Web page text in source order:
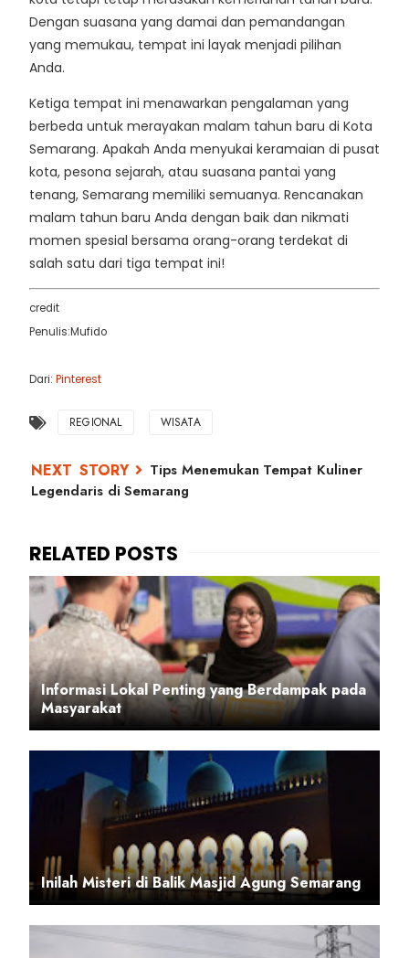
Dengan suasana yang damai dan pemandangan
yang memukau, tempat ini layak menjadi pilihan
Anda.
Ketiga tempat ini menawarkan pengalaman yang
berbeda untuk merayakan malam tahun baru di Kota
Semarang. Apakah Anda menyukai keramaian di pusat
kota, pesona sejarah, atau suasana pantai yang
tenang, Semarang memiliki semuanya. Rencanakan
malam tahun baru Anda dengan baik dan nikmati
momen spesial bersama orang-orang terdekat di
salah satu dari tiga tempat ini!
credit
Penulis:Mufido
Dari: Pinterest
REGIONAL WISATA
Tips Menemukan Tempat Kuliner
Legendaris di Semarang
Informasi Lokal Penting yang Berdampak pada
Masyarakat
Inilah Misteri di Balik Masjid Agung Semarang